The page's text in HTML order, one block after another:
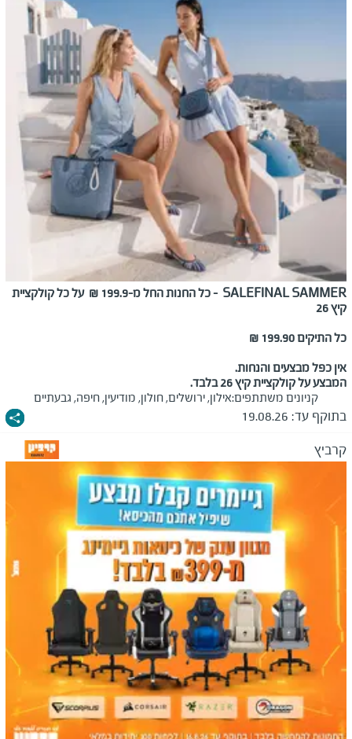
FINAL SAMMER
SALE
-כל החנות החל מ-199.9
₪ על כל קולקציית
קיץ 26
כל התיקים 199.90 ₪
אין כפל מבצעים והנחות.
המבצע על קולקציית קיץ 26 בלבד.
קניונים משתתפים:אילון, ירושלים, חולון, מודיעין, חיפה, גבעתיים
בתוקף עד: 19.08.26
קרביץ